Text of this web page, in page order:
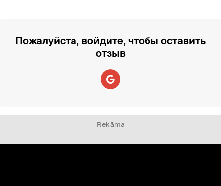
Пожалуйста, войдите, чтобы оставить
отзыв
Reklāma